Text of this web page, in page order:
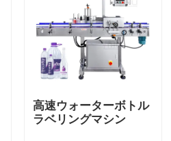
高速ウォーターボトル
ラベリングマシン